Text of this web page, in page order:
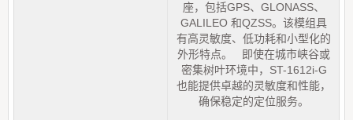
座，包括GPS、GLONASS、
GALILEO 和QZSS。该模组具
有高灵敏度、低功耗和小型化的
外形特点。 即使在城市峡谷或
密集树叶环境中，ST-1612i-G
也能提供卓越的灵敏度和性能，
确保稳定的定位服务。